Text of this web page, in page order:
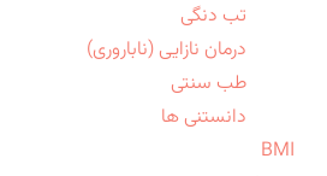
تب دنگی
درمان نازایی (ناباروری)
طب سنتی
دانستنی ها
BMI